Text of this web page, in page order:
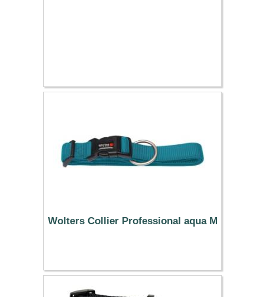
Wolters Collier Professional aqua M
11.19 €